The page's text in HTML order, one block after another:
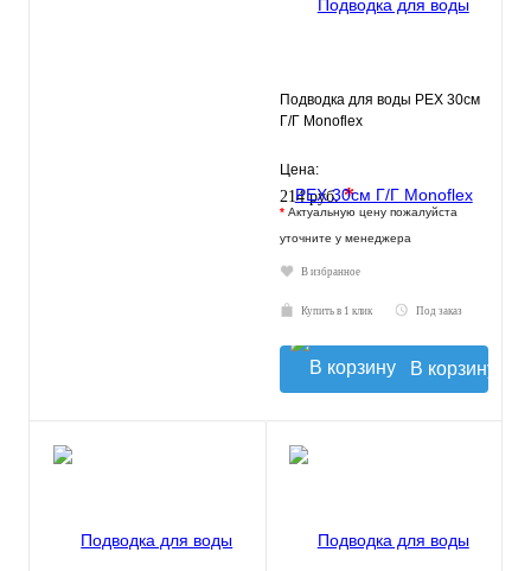
Подводка для воды РЕХ 30см
Г/Г Monoflex
Цена:
214 руб.*
* Актуальную цену пожалуйста
уточните у менеджера
В избранное
Купить в 1 клик Под заказ
В корзину